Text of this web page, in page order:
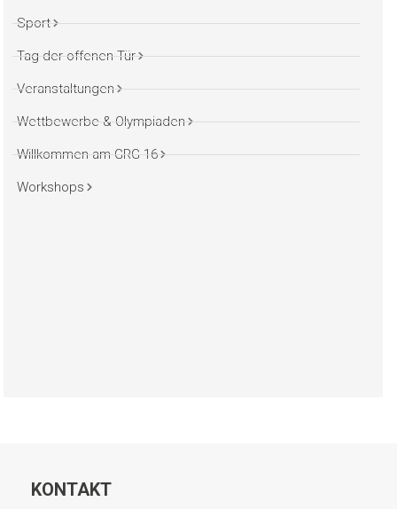
Sport
Tag der offenen Tür
Veranstaltungen
Wettbewerbe & Olympiaden
Willkommen am GRG 16
Workshops
KONTAKT